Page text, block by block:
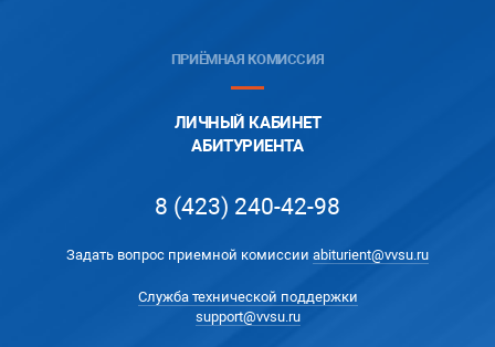
ПРИЁМНАЯ КОМИССИЯ
ЛИЧНЫЙ КАБИНЕТ
АБИТУРИЕНТА
8 (423) 240-42-98
Задать вопрос приемной комиссии abiturient@vvsu.ru
Служба технической поддержки
support@vvsu.ru